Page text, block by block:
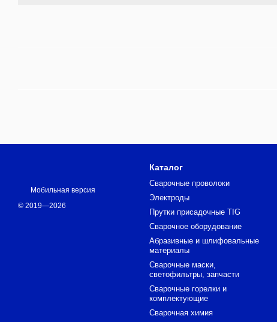
Мобильная версия
© 2019—2026
Каталог
Сварочные проволоки
Электроды
Прутки присадочные TIG
Сварочное оборудование
Абразивные и шлифовальные
материалы
Сварочные маски,
светофильтры, запчасти
Сварочные горелки и
комплектующие
Сварочная химия